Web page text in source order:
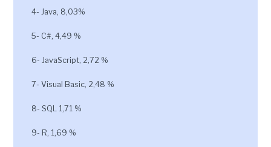
4- Java, 8,03%
5- C#, 4,49 %
6- JavaScript, 2,72 %
7- Visual Basic, 2,48 %
8- SQL 1,71 %
9- R, 1,69 %